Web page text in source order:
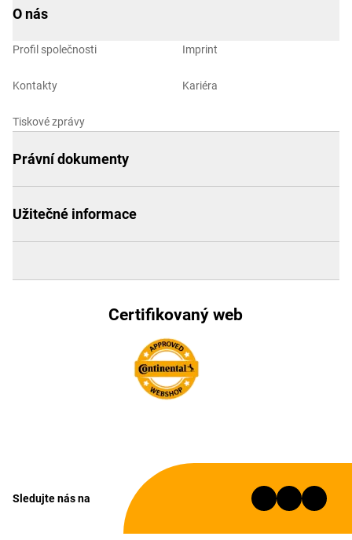
O nás
Profil společnosti
Kontakty
Tiskové zprávy
Imprint
Kariéra
Právní dokumenty
Užitečné informace
Certifikovaný web
Sledujte nás na